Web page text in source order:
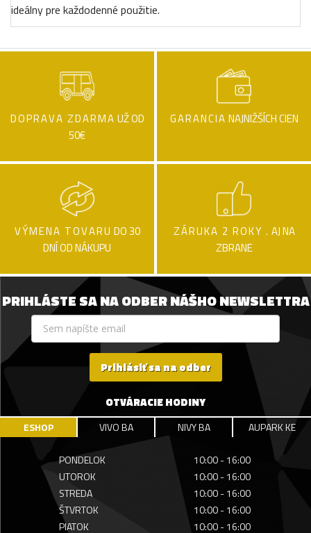
ideálny pre každodenné použitie.
DOPRAVA ZDARMA UŽ OD
50€
GARANCIA NAJNIŽŠÍCH CIEN
VÝMENA TOVARU DO 30
DNÍ OD NÁKUPU
ZÁRUKA 2 ROKY . AJ NA
ZBRANE
PRIHLÁSTE SA NA ODBER NÁŠHO NEWSLETTRA
Prihlásiť sa na odber
OTVÁRACIE HODINY
ESHOP VIVO BA NIVY BA AUPARK KE
PONDELOK
10:00 - 16:00
UTOROK
10:00 - 16:00
STREDA
10:00 - 16:00
ŠTVRTOK
10:00 - 16:00
PIATOK
10:00 - 16:00